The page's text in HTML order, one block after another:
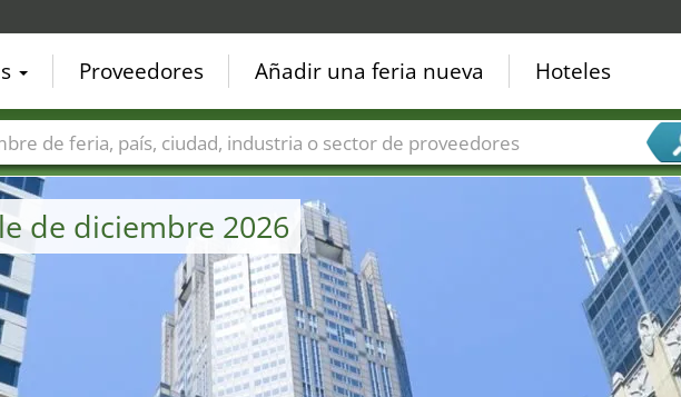
de diciembre 2026
Proveedores Añadir una feria nueva Hoteles
Países Ciudades Sectores de ferias Sectores de proveedor de servicios